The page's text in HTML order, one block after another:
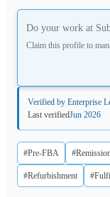
Do your work at
Claim this profile to
Verified by Enterprise
Last verifiedJun 2026
#Pre-FBA
#Refurbishment